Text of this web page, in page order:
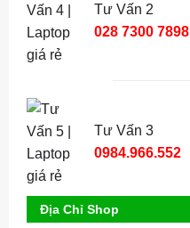
Tư Vấn 2
028 7300 7898
Tư Vấn 3
0984.966.552
Địa Chỉ Shop